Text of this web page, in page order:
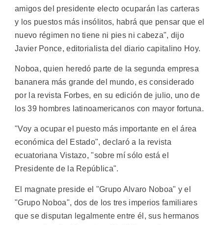
amigos del presidente electo ocuparán las carteras
y los puestos más insólitos, habrá que pensar que el
nuevo régimen no tiene ni pies ni cabeza", dijo
Javier Ponce, editorialista del diario capitalino Hoy.
Noboa, quien heredó parte de la segunda empresa
bananera más grande del mundo, es considerado
por la revista Forbes, en su edición de julio, uno de
los 39 hombres latinoamericanos con mayor fortuna.
"Voy a ocupar el puesto más importante en el área
económica del Estado", declaró a la revista
ecuatoriana Vistazo, "sobre mí sólo está el
Presidente de la República".
El magnate preside el "Grupo Alvaro Noboa" y el
"Grupo Noboa", dos de los tres imperios familiares
que se disputan legalmente entre él, sus hermanos